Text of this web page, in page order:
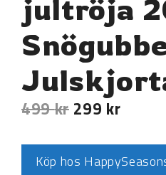
jultröja
499kr 299 kr
Köp hos